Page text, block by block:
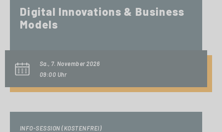
Digital Innovations & Business
Models
Sa., 7. November 2026
09:00 Uhr
INFO-SESSION (KOSTENFREI)